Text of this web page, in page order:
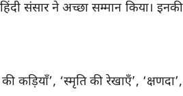
संसार ने अच्छा सम्मान किया।
कड़ियाँ’, ‘स्मृति की रेखाएँ’,